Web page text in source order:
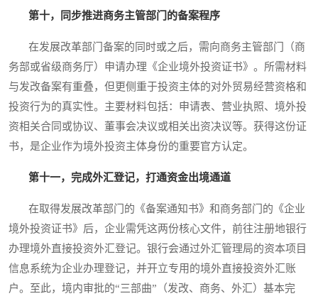
第十，同步推进商务主管部门的备案程序
在发展改革部门备案的同时或之后，需向商务主管部门（商
务部或省级商务厅）申请办理《企业境外投资证书》。所需材料
与发改备案有重叠，但更侧重于投资主体的对外贸易经营资格和
投资行为的真实性。主要材料包括：申请表、营业执照、境外投
资相关合同或协议、董事会决议或相关出资决议等。获得这份证
书，是企业作为境外投资主体身份的重要官方认定。
第十一，完成外汇登记，打通资金出境通道
在取得发展改革部门的《备案通知书》和商务部门的《企业
境外投资证书》后，企业需凭这两份核心文件，前往注册地银行
办理境外直接投资外汇登记。银行会通过外汇管理局的资本项目
信息系统为企业办理登记，并开立专用的境外直接投资外汇账
户。至此，境内审批的“三部曲”（发改、商务、外汇）基本完